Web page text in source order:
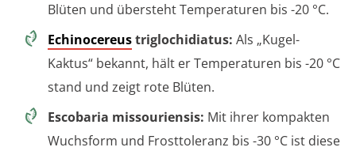
Blüten und übersteht Temperaturen bis -20 °C.
Echinocereustriglochidiatus: Als „Kugel-
Kaktus“ bekannt, hält er Temperaturen bis -20 °C
stand und zeigt rote Blüten.
Escobaria missouriensis: Mit ihrer kompakten
Wuchsform und Frosttoleranz bis -30 °C ist diese